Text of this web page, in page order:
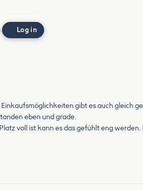
Log in
gibt es auch gleich
eben und grade.
voll ist kann es das gefühlt eng